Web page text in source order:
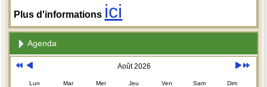
Plus d'informations ici
Agenda
Août 2026
Lun Mar Mer Jeu Ven Sam Dim